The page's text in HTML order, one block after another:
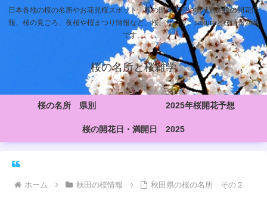
日本各地の桜の名所やお花見桜スポット、桜の開花予想や地域別の桜の開花情
報、桜の見ごろ、夜桜や桜まつり情報など、桜、サクラ、sakuraと桜情報満載
です。
桜の名所と桜雑学
桜の名所 県別 2025年桜開花予想
桜の開花日・満開日 2025
ホーム 秋田の桜情報 秋田県の桜の名所 その２